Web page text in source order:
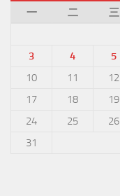
一
二 三
3
4 5
10
11 12
17
18 19
24
25 26
31